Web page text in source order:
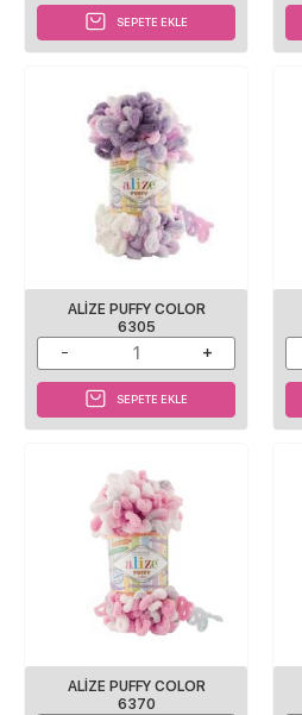
SEPETE EKLE
ALIZE PUFFY COLOR
6305
SEPETE EKLE
ALIZE PUFFY COLOR
6370